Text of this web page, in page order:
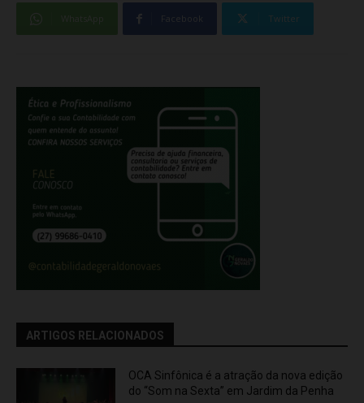
Facebook Twitter
ARTIGOS RELACIONADOS
OCA Sinfônica é a atração da nova edição
do “Som na Sexta” em Jardim da Penha